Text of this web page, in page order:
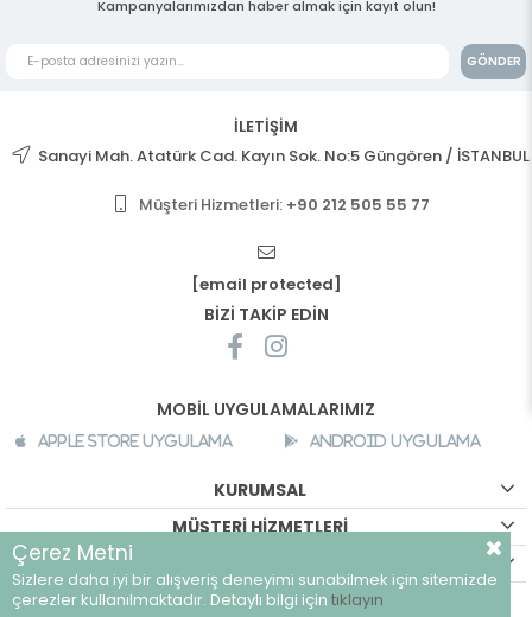
Kampanyalarımızdan haber almak için kayıt olun!
GÖNDER
İLETİŞİM
Sanayi Mah. Atatürk Cad. Kayın Sok. No:5 Güngören / İSTANBUL
Müşteri Hizmetleri: +90 212 505 55 77
[email protected]
BİZİ TAKİP EDİN
MOBİL UYGULAMALARIMIZ
Apple Store Uygulama Android Uygulama
KURUMSAL
MÜŞTERİ HİZMETLERİ
©breeze.com.tr - Tüm hakları saklıdır.
Çerez Metni
Sizlere daha iyi bir alışveriş deneyimi sunabilmek için sitemizde
çerezler kullanılmaktadır. Detaylı bilgi için tıklayın